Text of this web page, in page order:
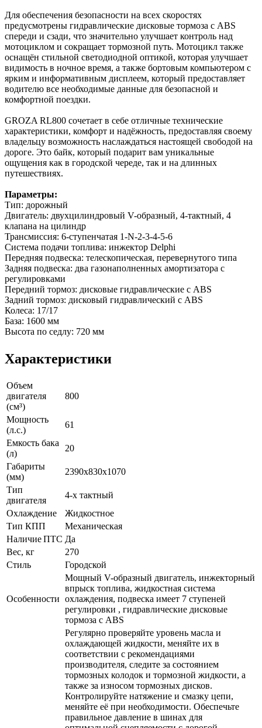
Для обеспечения безопасности на всех скоростях
предусмотрены гидравлические дисковые тормоза с ABS
спереди и сзади, что значительно улучшает контроль над
мотоциклом и сокращает тормозной путь. Мотоцикл также
оснащён стильной светодиодной оптикой, которая улучшает
видимость в ночное время, а также бортовым компьютером с
ярким и информативным дисплеем, который предоставляет
водителю все необходимые данные для безопасной и
комфортной поездки.
GROZA RL800 сочетает в себе отличные технические
характеристики, комфорт и надёжность, предоставляя своему
владельцу возможность наслаждаться настоящей свободой на
дороге. Это байк, который подарит вам уникальные
ощущения как в городской череде, так и на длинных
путешествиях.
Параметры:
Тип: дорожный
Двигатель: двухцилиндровый V-образный, 4-тактный, 4
клапана на цилиндр
Трансмиссия: 6-ступенчатая 1-N-2-3-4-5-6
Система подачи топлива: инжектор Delphi
Передняя подвеска: телескопическая, перевернутого типа
Задняя подвеска: два газонаполненных амортизатора с
регулировками
Передний тормоз: дисковые гидравлические с ABS
Задний тормоз: дисковый гидравлический с ABS
Колеса: 17/17
База: 1600 мм
Высота по седлу: 720 мм
Характеристики
Объем
двигателя
(см³)
800
Мощность
(л.с.)
61
Емкость бака
(л)
20
Габариты
(мм)
2390x830x1070
Тип
двигателя
4-х тактный
Охлаждение
Жидкостное
Тип КПП
Механическая
Наличие ПТС Да
Вес, кг
270
Стиль
Городской
Особенности
Мощный V-образный двигатель, инжекторный
впрыск топлива, жидкостная система
охлаждения, подвеска имеет 7 ступеней
регулировки , гидравлические дисковые
тормоза с ABS
Регулярно проверяйте уровень масла и
охлаждающей жидкости, меняйте их в
соответствии с рекомендациями
производителя, следите за состоянием
тормозных колодок и тормозной жидкости, а
также за износом тормозных дисков.
Контролируйте натяжение и смазку цепи,
меняйте её при необходимости. Обеспечьте
правильное давление в шинах для